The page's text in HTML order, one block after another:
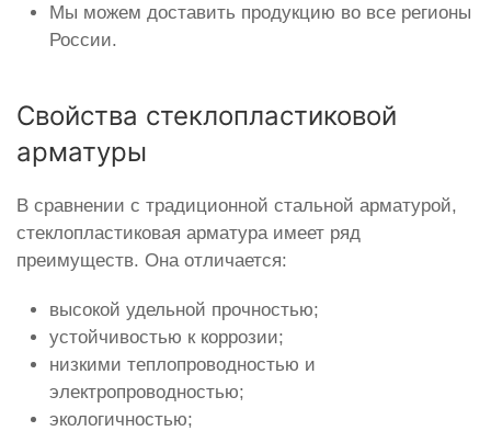
Мы можем доставить продукцию во все регионы
России.
Свойства стеклопластиковой
арматуры
В сравнении с традиционной стальной арматурой,
стеклопластиковая арматура имеет ряд
преимуществ. Она отличается:
высокой удельной прочностью;
устойчивостью к коррозии;
низкими теплопроводностью и
электропроводностью;
экологичностью;